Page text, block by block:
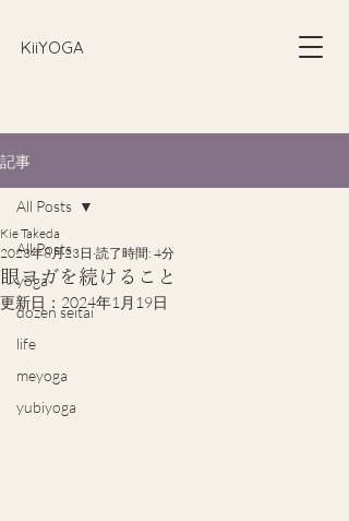
​KiiYOGA
記事
All Posts
yoga
dozen seitai
life
meyoga
yubiyoga
All Posts
眼ヨガを続けること
Kie Takeda
2023年8月23日 読了時間: 4分
更新日： 2024年1月19日